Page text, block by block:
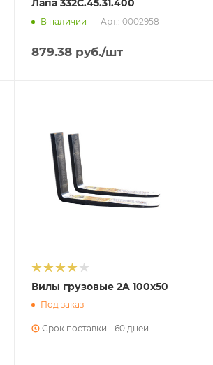
Лапа 332С.45.31.400
В наличии Арт.: 0002958
879.38руб./шт
Вилы грузовые 2A 100х50
Под заказ
Срок поставки - 60 дней